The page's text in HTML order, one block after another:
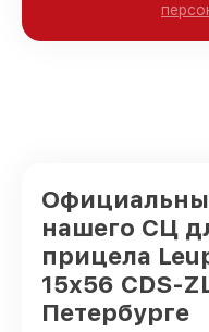
нашего СЦ
прицела
15x56 CDS-
Петербурге